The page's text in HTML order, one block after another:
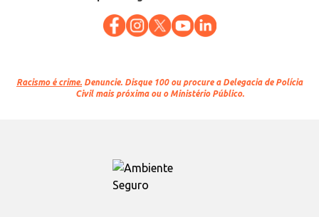
Racismo é crime. Denuncie. Disque 100 ou procure a Delegacia de Polícia
Civil mais próxima ou o Ministério Público.